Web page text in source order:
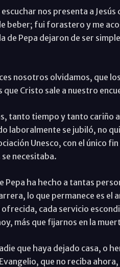
nos presenta a
beber; fui forastero y me
de Pepa dejaron de ser
nosotros olvidamos, que
que Cristo sale a nuestro
tanto tiempo y tanto cariño
laboralmente se jubiló, no
Unesco, con el único
se necesitaba.
Pepa ha hecho a tantas
lo que permanece es el
cada servicio
más que fijarnos en la
que haya dejado casa, o
que no reciba